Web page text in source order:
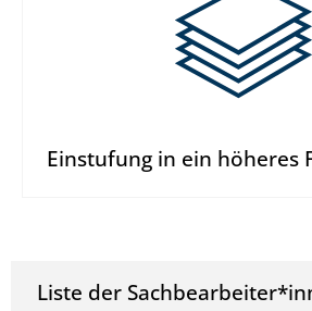
Einstufung in ein höheres
Liste der